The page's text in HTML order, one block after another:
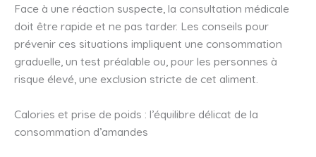
Face à une réaction suspecte, la consultation médicale
doit être rapide et ne pas tarder. Les conseils pour
prévenir ces situations impliquent une consommation
graduelle, un test préalable ou, pour les personnes à
risque élevé, une exclusion stricte de cet aliment.
Calories et prise de poids : l’équilibre délicat de la
consommation d’amandes